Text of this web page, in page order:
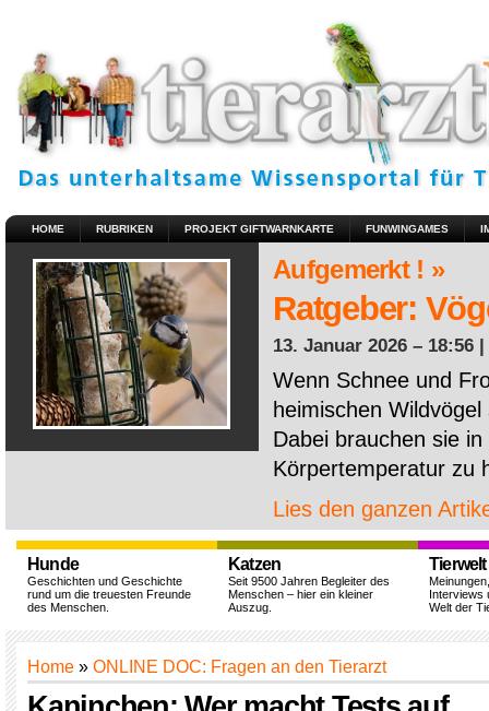
HOME RUBRIKEN PROJEKT GIFTWARNKARTE FUNWINGAMES
Aufgemerkt ! »
Ratgeber:
13. Januar 2026 – 18:56 |
Wenn Schnee und
heimischen
Dabei brauchen sie
Körpertemperatur zu
Lies den ganzen
Hunde
Geschichten und Geschichte
rund um die treuesten Freunde
des Menschen.
Katzen
Seit 9500 Jahren Begleiter des
Menschen – hier ein kleiner
Auszug.
Tierwelt
Interviews
Welt der
Home » ONLINE DOC: Fragen an den Tierarzt